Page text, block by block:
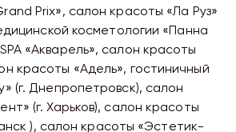
Prix», салон красоты «Ла Руз»
косметологии «Панна
«Акварель», салон красоты
красоты «Адель», гостиничный
(г. Днепропетровск), салон
(г. Харьков), салон красоты
), салон красоты «Эстетик-